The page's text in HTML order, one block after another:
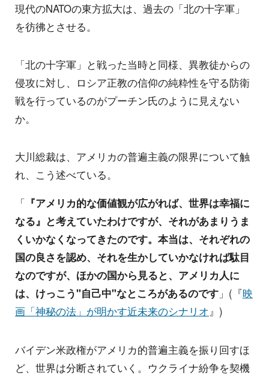
現代のNATOの東方拡大は、過去の「北の十字軍」
を彷彿とさせる。
「北の十字軍」と戦った当時と同様、異教徒からの
侵攻に対し、ロシア正教の信仰の純粋性を守る防衛
戦を行っているのがプーチン氏のように見えない
か。
大川総裁は、アメリカの普遍主義の限界について触
れ、こう述べている。
「 『アメリカ的な価値観が広がれば、世界は幸福に
なる』と考えていたわけですが、それがあまりうま
くいかなくなってきたのです。本当は、それぞれの
国の良さを認め、それを生かしていかなければ駄目
なのですが、ほかの国から見ると、アメリカ人に
は、けっこう"自己中"なところがあるのです 」(『映
画「神秘の法」が明かす近未来のシナリオ』)
バイデン米政権がアメリカ的普遍主義を振り回すほ
ど、世界は分断されていく。ウクライナ紛争を契機